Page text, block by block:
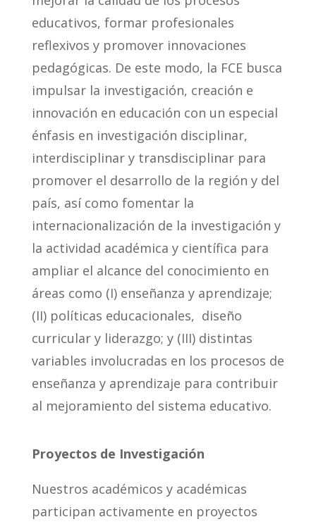
educativos, formar profesionales
reflexivos y promover innovaciones
pedagógicas. De este modo, la FCE busca
impulsar la investigación, creación e
innovación en educación con un especial
énfasis en investigación disciplinar,
interdisciplinar y transdisciplinar para
promover el desarrollo de la región y del
país, así como fomentar la
internacionalización de la investigación y
la actividad académica y científica para
ampliar el alcance del conocimiento en
áreas como (I) enseñanza y aprendizaje;
(II) políticas educacionales, diseño
curricular y liderazgo; y (III) distintas
variables involucradas en los procesos de
enseñanza y aprendizaje para contribuir
al mejoramiento del sistema educativo.
Proyectos de Investigación
Nuestros académicos y académicas
participan activamente en proyectos